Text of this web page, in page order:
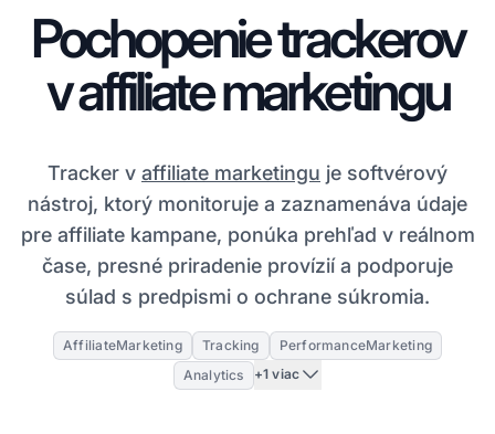
Pochopenie trackerov
v affiliate marketingu
Tracker v affiliate marketingu je softvérový
nástroj, ktorý monitoruje a zaznamenáva údaje
pre affiliate kampane, ponúka prehľad v reálnom
čase, presné priradenie provízií a podporuje
súlad s predpismi o ochrane súkromia.
AffiliateMarketing Tracking
PerformanceMarketing
Analytics
+1 viac